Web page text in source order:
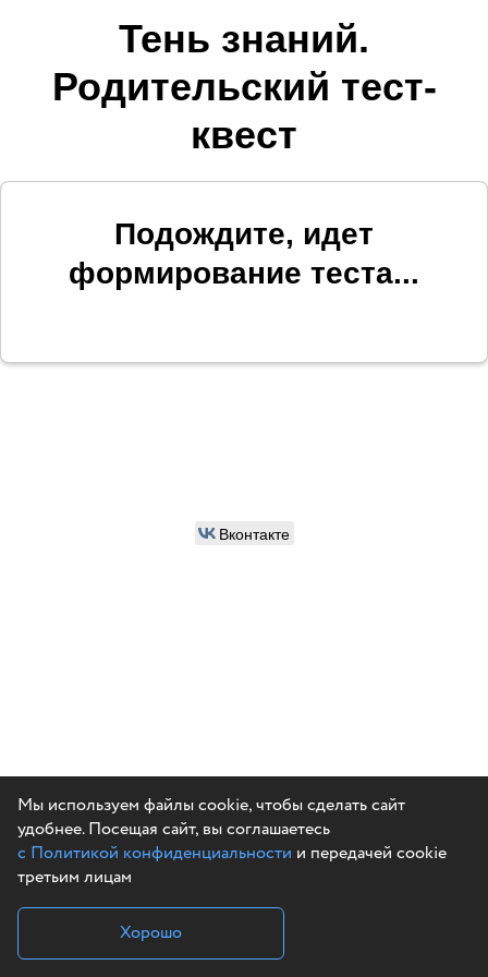
Тень знаний.
Родительский тест-
квест
Подождите, идет
формирование теста...
Вконтакте
Мы используем файлы cookie, чтобы сделать сайт
удобнее. Посещая сайт, вы соглашаетесь
с Политикой конфиденциальности и передачей cookie
третьим лицам
Хорошо